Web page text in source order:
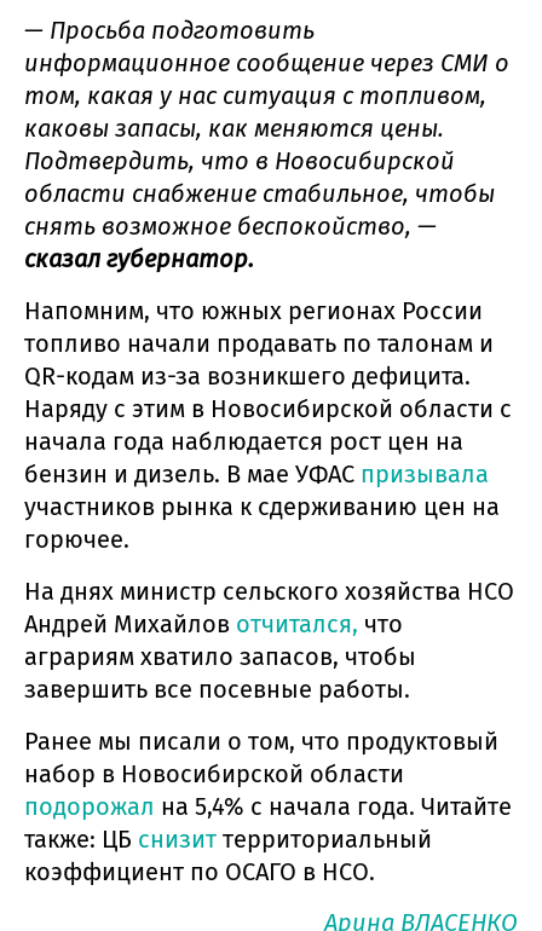
— Просьба подготовить
информационное сообщение через СМИ о
том, какая у нас ситуация с топливом,
каковы запасы, как меняются цены.
Подтвердить, что в Новосибирской
области снабжение стабильное, чтобы
снять возможное беспокойство, —
сказал губернатор.
Напомним, что южных регионах России
топливо начали продавать по талонам и
QR-кодам из-за возникшего дефицита.
Наряду с этим в Новосибирской области с
начала года наблюдается рост цен на
бензин и дизель. В мае УФАС призывала
участников рынка к сдерживанию цен на
горючее.
На днях министр сельского хозяйства НСО
Андрей Михайлов отчитался, что
аграриям хватило запасов, чтобы
завершить все посевные работы.
Ранее мы писали о том, что продуктовый
набор в Новосибирской области
подорожал на 5,4% с начала года. Читайте
также: ЦБ снизит территориальный
коэффициент по ОСАГО в НСО.
Арина ВЛАСЕНКО